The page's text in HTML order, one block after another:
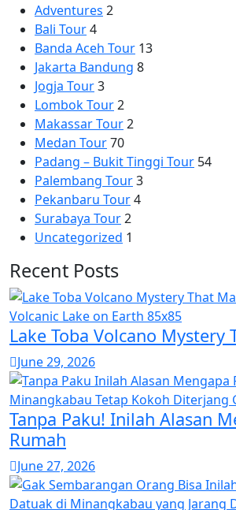
Adventures 2
Bali Tour4
Banda Aceh Tour 13
Jakarta Bandung 8
Jogja Tour3
Lombok Tour2
Makassar Tour2
Medan Tour70
Padang – Bukit Tinggi Tour 54
Palembang Tour3
Pekanbaru Tour4
Surabaya Tour2
Uncategorized 1
Recent Posts
Lake Toba Volcano Mystery
June 29, 2026
Tanpa Paku! Inilah Alasan
Rumah
June 27, 2026